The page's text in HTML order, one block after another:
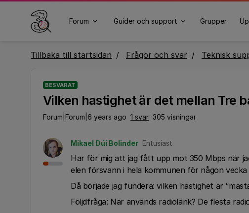
Forum Guider och support Grupper
Tillbaka till startsidan Frågor och svar Teknisk
BESVARAT
Vilken hastighet är det mellan Tre
Forum|Forum|6 years ago 1 svar 305 visningar
Mikael Dúi Bolinder Entusiast
Har för mig att jag fått upp mot 350 Mbps när
elen försvann i hela kommunen för någon
Då började jag fundera: vilken hastighet är
Följdfråga: När används radiolänk? De flesta